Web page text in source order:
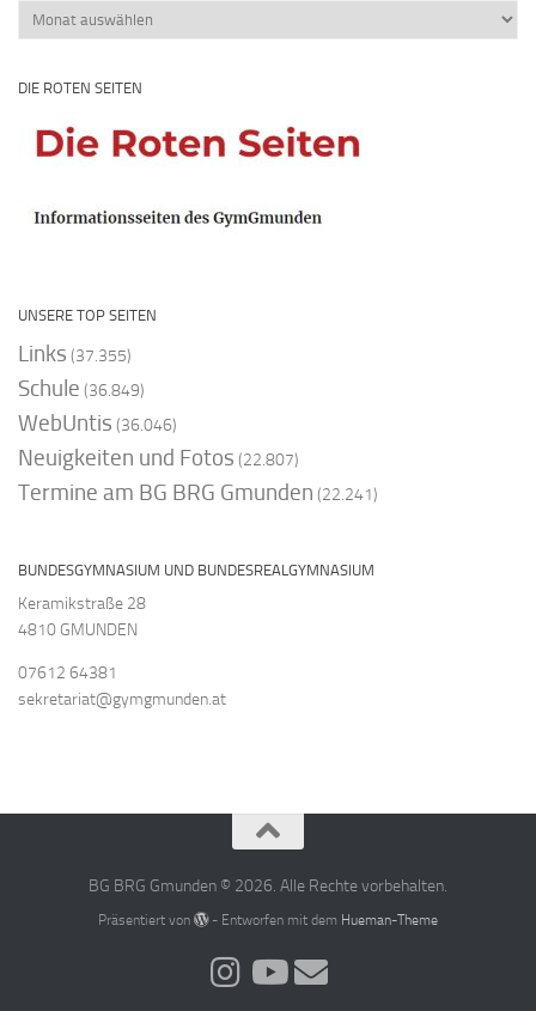
Beitragsarchiv
DIE ROTEN SEITEN
UNSERE TOP SEITEN
Links (37.355)
Schule (36.849)
WebUntis (36.046)
Neuigkeiten und Fotos (22.807)
Termine am BG BRG Gmunden (22.241)
BUNDESGYMNASIUM UND BUNDESREALGYMNASIUM
Keramikstraße 28
4810 GMUNDEN
07612 64381
sekretariat@gymgmunden.at
BG BRG Gmunden © 2026. Alle Rechte vorbehalten.
Präsentiert von - Entworfen mit dem Hueman-Theme